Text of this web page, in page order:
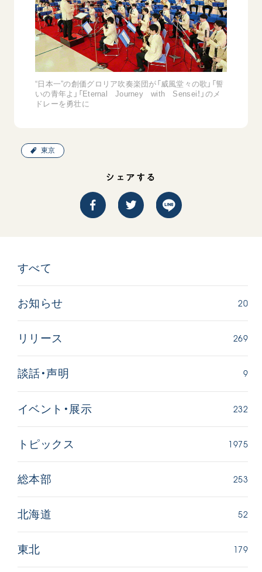
“日本一”の創価グロリア吹奏楽団が「威風堂々の歌」「誓
いの青年よ」「Eternal Journey with Sensei！」のメ
ドレーを勇壮に
東京
シェアする
すべて
お知らせ 20
リリース 269
談話・声明 9
イベント・展示 232
トピックス 1975
総本部 253
北海道 52
東北 179